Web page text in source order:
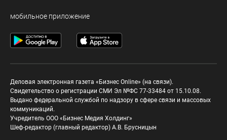
мобильное приложение
Деловая электронная газета «Бизнес Online» (на связи).
Свидетельство о регистрации СМИ Эл №ФС 77-33484 от 15.10.08.
Выдано федеральной службой по надзору в сфере связи и массовых
коммуникаций.
Учредитель ООО «Бизнес Медия Холдинг»
Шеф-редактор (главный редактор) А.В. Брусницын